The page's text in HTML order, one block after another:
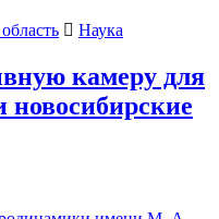
Наука
камеру для
новосибирские